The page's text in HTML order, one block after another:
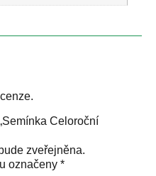
Celoroční
zveřejněna.
označeny *